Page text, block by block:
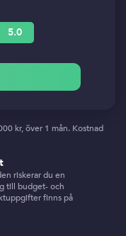
5.0
kr, över 1 mån. Kostnad
riskerar du en
till budget- och
finns på